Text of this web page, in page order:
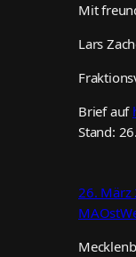
Mit
Lars
Brief auf
Stand:
26. März